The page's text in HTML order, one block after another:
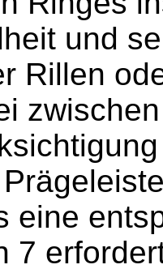
und
Rillen
eine
7